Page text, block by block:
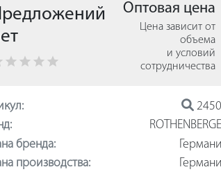
Оптовая цена
Цена зависит от
объема
и условий
сотрудничества
бренда:
производства: